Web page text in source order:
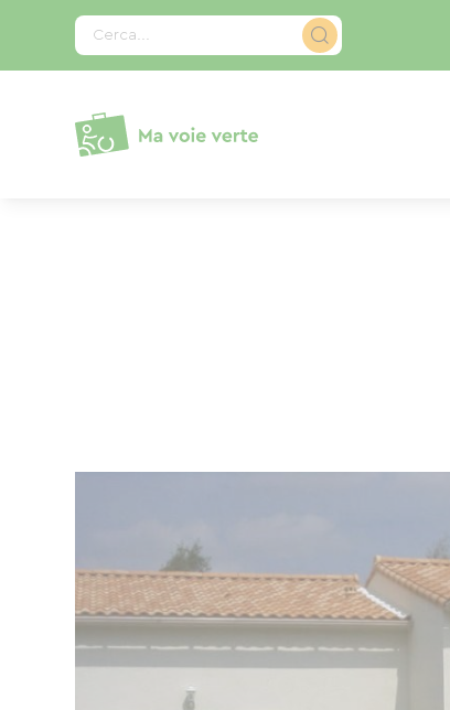
Cerca...
Pannello di gestione dei cookies